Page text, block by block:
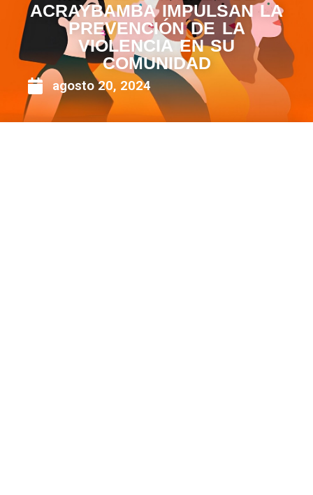
ACRAYBAMBA IMPULSAN LA
PREVENCIÓN DE LA
VIOLENCIA EN SU
COMUNIDAD
agosto 20, 2024